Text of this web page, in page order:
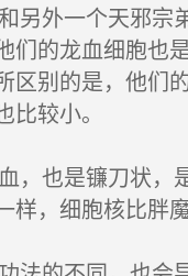
另外一个天邪宗
们的龙血细胞也
区别的是，他们
较小。
也是镰刀状，
样，细胞核比胖魔